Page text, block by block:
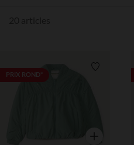
PRIX ROND* Liste de
Aperçu rapide